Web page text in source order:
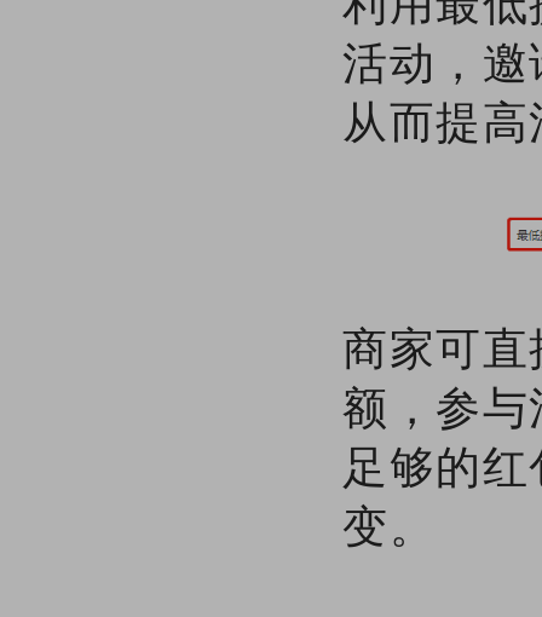
活动，
从而提
商家可
额，参
足够的
变。